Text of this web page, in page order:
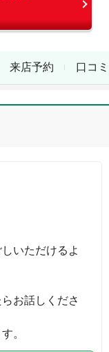
来店予約 口コミ
いただけるよ
お話しくださ
。